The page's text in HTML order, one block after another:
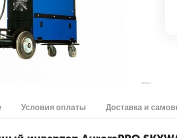
Условия оплаты Доставка и